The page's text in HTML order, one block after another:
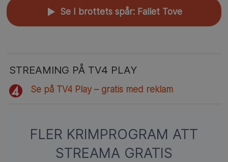
▲ Se I brottets spår: Fallet Tove
STREAMING PÅ TV4 PLAY
Se på TV4 Play – gratis med reklam
FLER KRIMPROGRAM ATT
STREAMA GRATIS